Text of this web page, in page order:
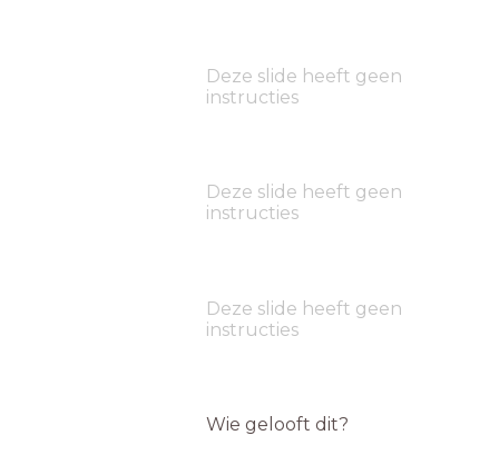
Deze slide heeft geen
instructies
Deze slide heeft geen
instructies
Deze slide heeft geen
instructies
Wie gelooft dit?